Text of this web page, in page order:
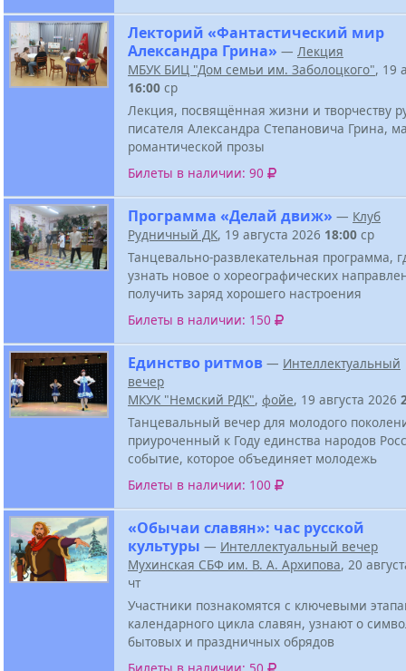
Лекторий «Фантастический мир
Александра Грина» — Лекция
МБУК БИЦ "Дом семьи им. Заболоцкого", 19
16:00 ср
Лекция, посвящённая жизни и творчеству
писателя Александра Степановича Грина,
романтической прозы
Билеты в наличии: 90
Программа «Делай движ» — Клуб
Рудничный ДК, 19 августа 2026 18:00 ср
Танцевально-развлекательная программа,
узнать новое о хореографических
получить заряд хорошего настроения
Билеты в наличии: 150
Единство ритмов — Интеллектуальный
вечер
МКУК "Немский РДК", фойе, 19 августа 2026
Танцевальный вечер для молодого
приуроченный к Году единства народов
событие, которое объединяет молодежь
Билеты в наличии: 100
«Обычаи славян»: час русской
культуры — Интеллектуальный вечер
Мухинская СБФ им. В. А. Архипова, 20
чт
Участники познакомятся с ключевыми
календарного цикла славян, узнают о
бытовых и праздничных обрядов